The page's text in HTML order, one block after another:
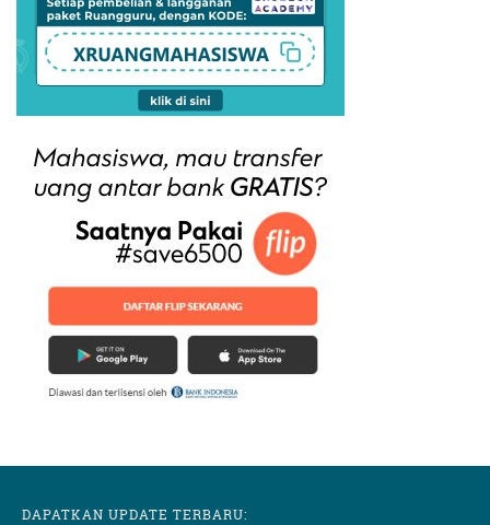
DAPATKAN UPDATE TERBARU: